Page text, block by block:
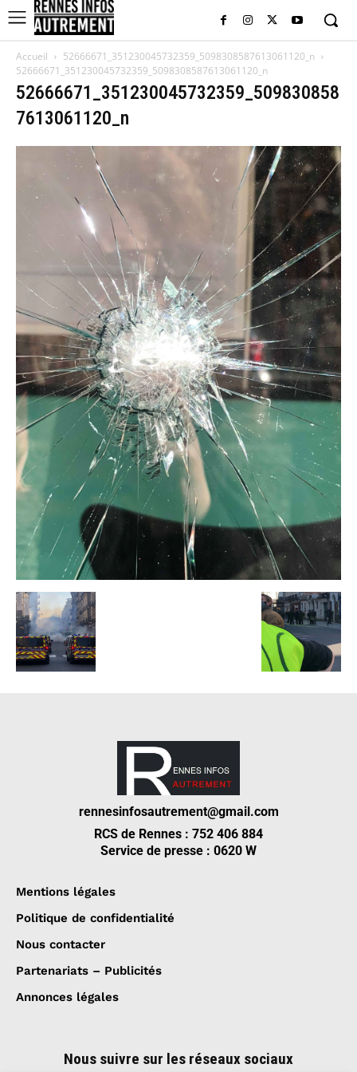
Accueil
52666671_351230045732359_5098308587613061120_n
52666671_351230045732359_5098308587613061120_n
52666671_351230045732359_509830858
7613061120_n
rennesinfosautrement@gmail.com
RCS de Rennes : 752 406 884
Service de presse : 0620 W
Mentions légales
Politique de confidentialité
Nous contacter
Partenariats – Publicités
Annonces légales
Nous suivre sur les réseaux sociaux